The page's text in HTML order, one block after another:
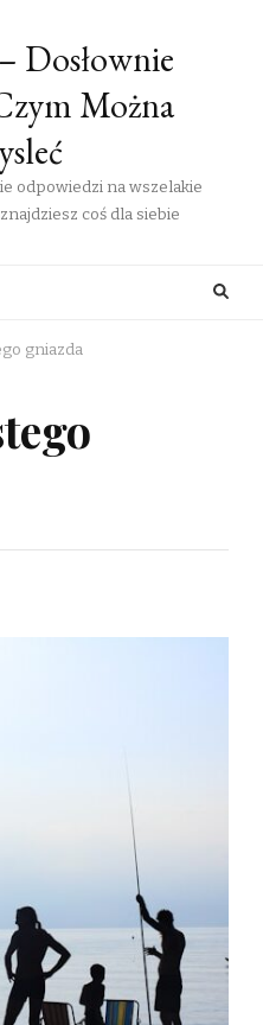
Dosłownie
Można
odpowiedzi na wszelakie
coś dla siebie
gniazda